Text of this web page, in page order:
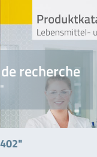
recherche